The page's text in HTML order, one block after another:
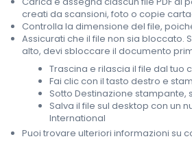
creati da scansioni, foto o copie
Controlla la dimensione del file,
Assicurati che il file non sia bloccato.
alto, devi sbloccare il documento
Trascina e rilascia il file dal tuo
Fai clic con il tasto destro e
Sotto Destinazione stampante,
Salva il file sul desktop con un
International
Puoi trovare ulteriori informazioni su